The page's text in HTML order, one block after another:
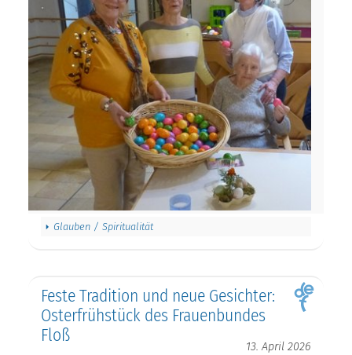
Glauben / Spiritualität
Feste Tradition und neue Gesichter:
Osterfrühstück des Frauenbundes
Floß
13. April 2026